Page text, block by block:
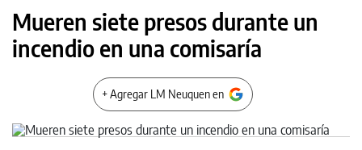
Mueren siete presos durante un
incendio en una comisaría
+ Agregar LM Neuquen en